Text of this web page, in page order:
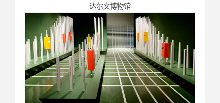
达尔文博物馆